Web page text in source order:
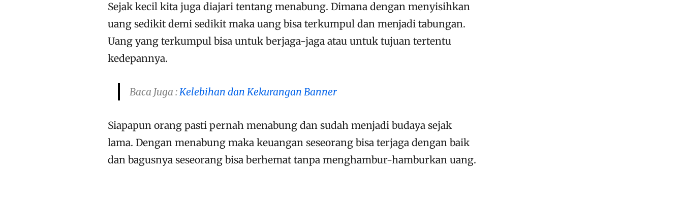
Sejak kecil kita juga diajari tentang menabung. Dimana dengan menyisihkan
uang sedikit demi sedikit maka uang bisa terkumpul dan menjadi tabungan.
Uang yang terkumpul bisa untuk berjaga-jaga atau untuk tujuan tertentu
kedepannya.
Baca Juga :Kelebihan dan Kekurangan Banner
Siapapun orang pasti pernah menabung dan sudah menjadi budaya sejak
lama. Dengan menabung maka keuangan seseorang bisa terjaga dengan baik
dan bagusnya seseorang bisa berhemat tanpa menghambur-hamburkan uang.